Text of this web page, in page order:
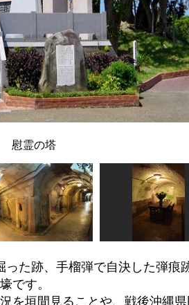
慰霊の塔
た跡、手榴弾で自決した弾痕
です。
を垣間見ることや、戦後沖縄